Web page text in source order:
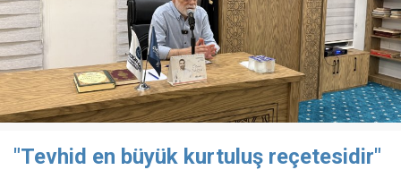
"Tevhid en büyük kurtuluş reçetesidir"